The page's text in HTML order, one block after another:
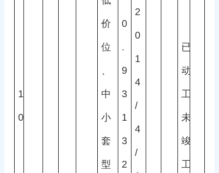
1
0
价
位
、
中
小
套
型
0
.
9
3
1
3
2
2
0
1
4
/
4
/
已
动
工
未
竣
工